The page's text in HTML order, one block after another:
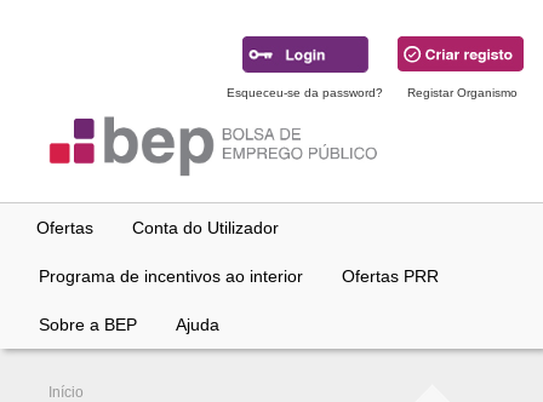
Esqueceu-se da password? Registar Organismo
Ofertas Conta do Utilizador
Programa de incentivos ao interior Ofertas PRR
Sobre a BEP Ajuda
Início